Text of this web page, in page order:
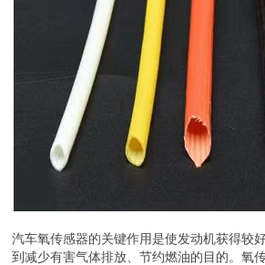
汽车氧传感器的关键作用是使发动机获得较
到减少有害气体排放、节约燃油的目的。氧